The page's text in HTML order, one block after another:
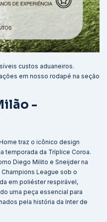
custos aduaneiros.
em nosso rodapé na seção
-
traz o icônico design
temporada da Tríplice Coroa.
Diego Milito e Sneijder na
League sob o
em poliéster respirável,
uma peça essencial para
pela história da Inter de